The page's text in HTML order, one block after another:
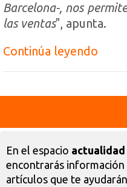
Barcelona-, nos
las ventas", apunta.
Continúa leyendo
En el espacio
encontrarás información
artículos que te